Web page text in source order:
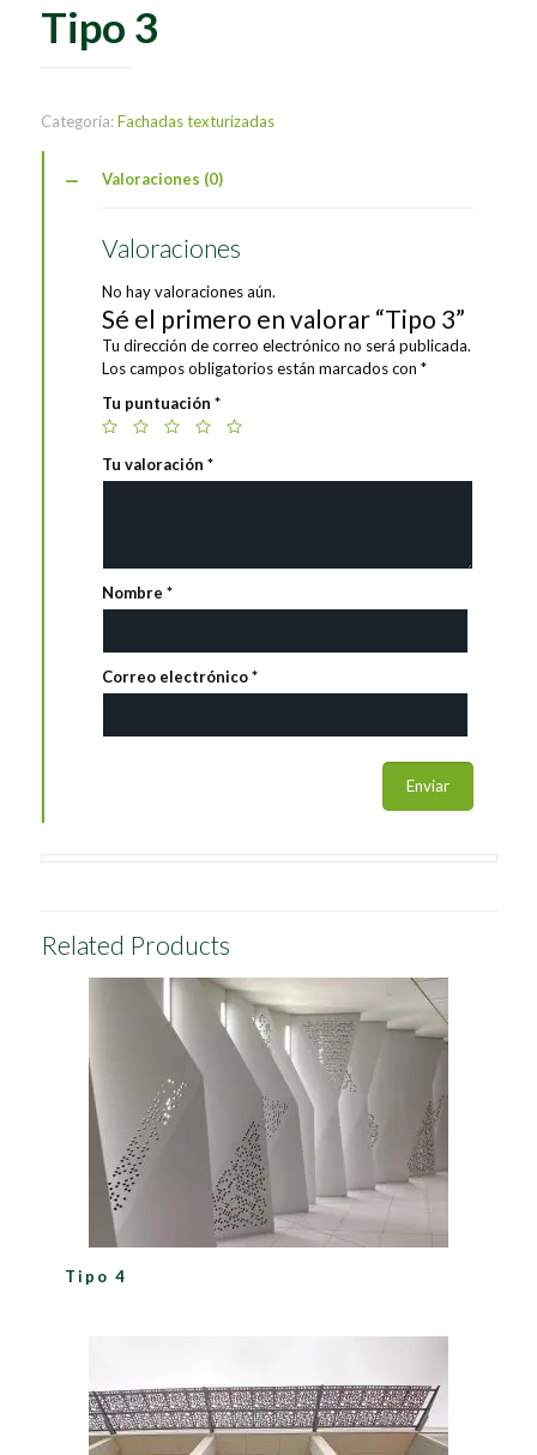
Tipo 3
Categoría:Fachadas texturizadas
Valoraciones (0)
Valoraciones
No hay valoraciones aún.
Sé el primero en valorar “Tipo 3”
Tu dirección de correo electrónico no será publicada.
Los campos obligatorios están marcados con *
Tu puntuación *
Tu valoración *
Nombre *
Correo electrónico*
Related Products
Tipo 4